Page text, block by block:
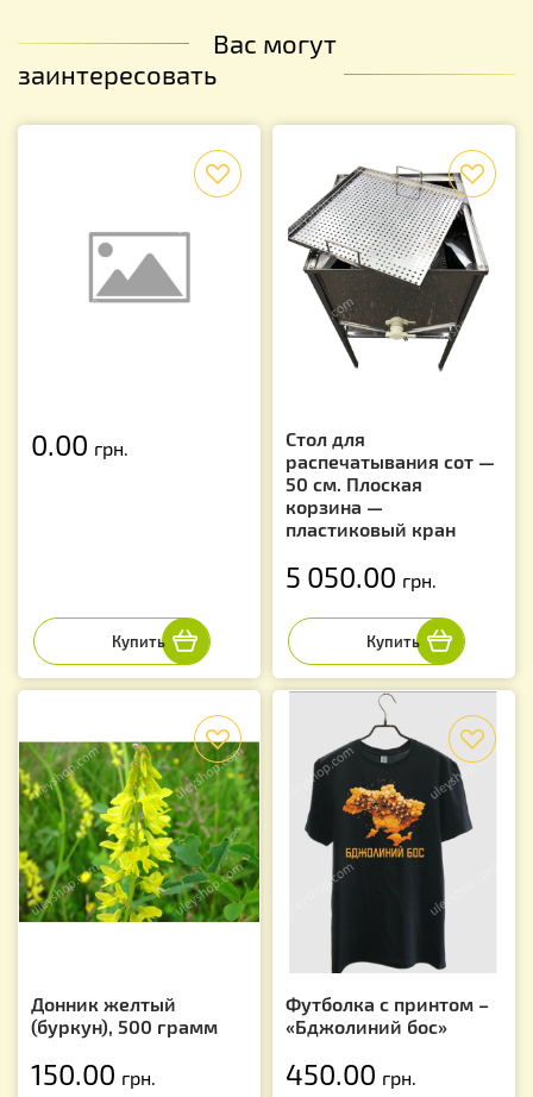
Вас могут
заинтересовать
0.00 грн.
Стол для
распечатывания сот —
50 см. Плоская
корзина —
пластиковый кран
5 050.00 грн.
Донник желтый
(буркун), 500 грамм
150.00 грн.
Футболка с принтом –
«Бджолиний бос»
450.00 грн.